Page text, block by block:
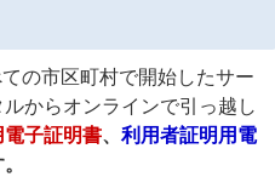
の市区町村で開始したサー
からオンラインで引っ越し
子証明書、 利用者証明用電